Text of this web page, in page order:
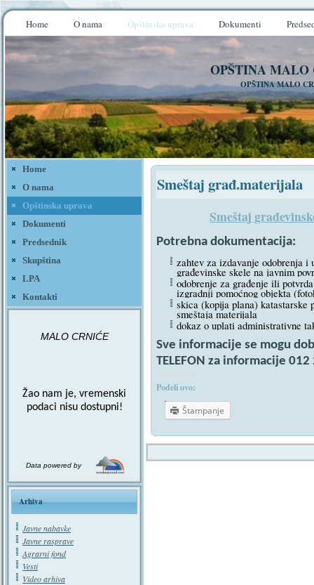
Home O nama Opštinska uprava Dokumenti
OPŠTINA MALO
OPŠTINA MALO
Home
O nama
Opštinska uprava
Dokumenti
Predsednik
Skupština
LPA
Kontakti
MALO CRNIĆE
Žao nam je, vremenski
podaci nisu dostupni!
Data powered by
Arhiva
Javne nabavke
Javne rasprave
Agrarni fond
Vesti
Video arhiva
Smeštaj građ.materijala
Smeštaj
Potrebna dokumentacija:
zahtev za izdavanje odobrenja
građevinske skele na javnim
odobrenje za građenje ili
izgradnji pomoćnog objekta
skica (kopija plana) katastarske
smeštaja materijala
dokaz o uplati administrativne
Sve informacije se mogu
TELEFON za informacije 012
Podeli ovo:
Štampanje